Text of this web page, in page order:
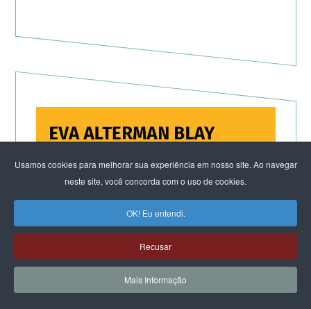
Usamos cookies para melhorar sua experiência em nosso site. Ao navegar
neste site, você concorda com o uso de cookies.
OK! Eu entendi.
Recusar
Mais Informação